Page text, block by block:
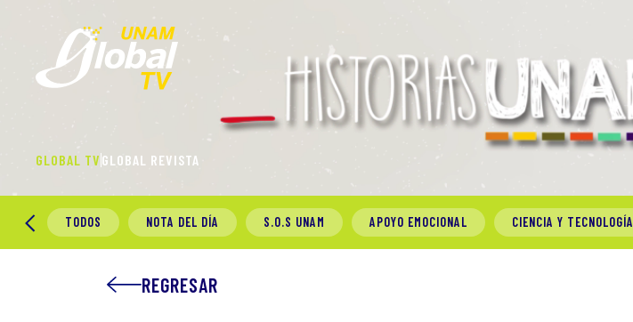
GLOBAL TV GLOBAL REVISTA
TODOS NOTA DEL DÍA S.O.S UNAM APOYO EMOCIONAL CIENCIA Y TECNOLOGÍA
REGRESAR